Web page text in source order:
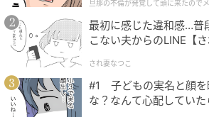
差がつく“座り姿勢”の整
クチャにしてやった
旦那の不倫が発覚して頭に来たので
最初に感じた違和感…普
こない夫からのLINE【さ
され妻なつこ
#1 子どもの実名と顔を
な？なんて心配していた